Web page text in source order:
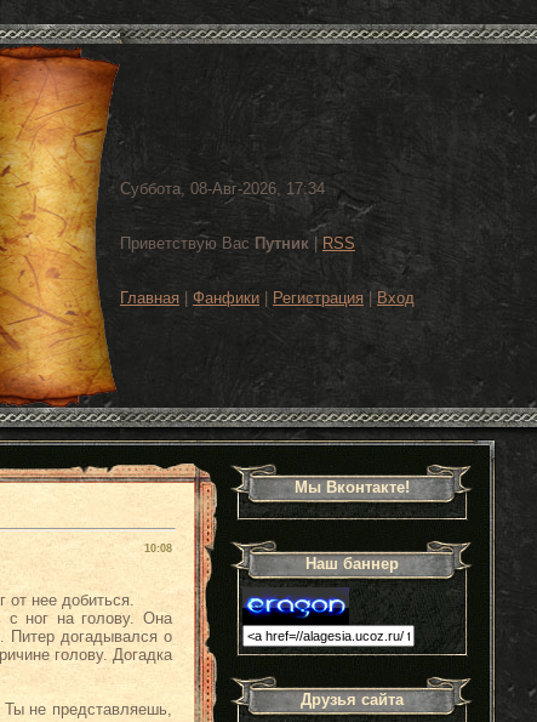
Суббота, 08-Авг-2026, 17:34
Приветствую Вас Путник RSS
Главная Фанфики Регистрация |Вход
10:08
от нее добиться.
с ног на голову. Она
Питер догадывался о
голову. Догадка
Ты не представляешь,
Мы Вконтакте!
Наш баннер
Друзья сайта